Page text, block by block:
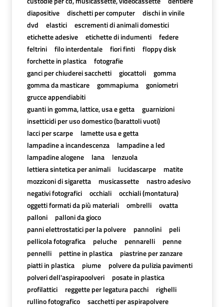
diapositive
dischetti per computer
dischi in vinile
dvd
elastici
escrementi di animali domestici
etichette adesive
etichette di indumenti
federe
feltrini
filo interdentale fiori finti
floppy disk
forchette in plastica
fotografie
ganci per chiuderei sacchetti
giocattoli
gomma
gomma da masticare
gommapiuma
goniometri
grucce appendiabiti
guanti in gomma, lattice, usa e getta
guarnizioni
insetticidi per uso domestico (barattoli vuoti)
lacci per scarpe
lamette usa e getta
lampadine a incandescenza
lampadine a led
lampadine alogene
lana
lenzuola
lettiera sintetica per animali
lucidascarpe
matite
mozziconi di sigaretta
musicassette
nastro adesivo
negativi fotografici
occhiali
occhiali (montatura)
oggetti formati da più materiali
ombrelli
ovatta
palloni
palloni da gioco
panni elettrostatici per la polvere
pannolini
peli
pellicola fotografica
peluche pennarelli
penne
pennelli
pettine in plastica
piastrine per zanzare
piatti in plastica
piume
polvere da pulizia pavimenti
polveri dell'aspirapoolveri
posate in plastica
profilattici
reggette per legatura pacchi
righelli
rullino fotografico
sacchetti per aspirapolvere